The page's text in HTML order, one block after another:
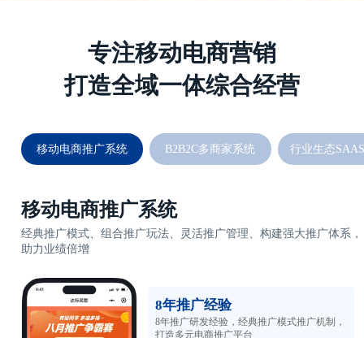
专注移动电商营销
打造全域一体综合经营
移动电商推广系统 B2B2C多商家系统 行业生态
移动电商推广系统
经典推广模式、组合推广玩法、灵活推广管理、构建强大推广体系，
助力业绩倍增
8年推广经验
8年推广研发经验，经典推广模式推广机制，
打造多元电商推广平台